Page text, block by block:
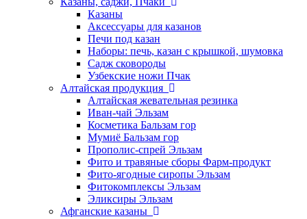
Казаны
Аксессуары для казанов
Печи под казан
Наборы: печь, казан с крышкой, шумовка
Садж сковороды
Узбекские ножи Пчак
Алтайская продукция
Алтайская жевательная резинка
Иван-чай Эльзам
Косметика Бальзам гор
Мумиё Бальзам гор
Прополис-спрей Эльзам
Фито и травяные сборы Фарм-продукт
Фито-ягодные сиропы Эльзам
Фитокомплексы Эльзам
Эликсиры Эльзам
Афганские казаны